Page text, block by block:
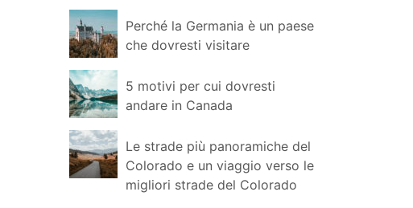
Perché la Germania è un paese
che dovresti visitare
5 motivi per cui dovresti
andare in Canada
Le strade più panoramiche del
Colorado e un viaggio verso le
migliori strade del Colorado